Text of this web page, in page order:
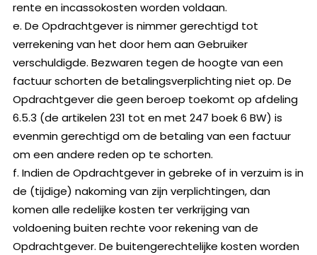
rente en incassokosten worden voldaan.
e. De Opdrachtgever is nimmer gerechtigd tot
verrekening van het door hem aan Gebruiker
verschuldigde. Bezwaren tegen de hoogte van een
factuur schorten de betalingsverplichting niet op. De
Opdrachtgever die geen beroep toekomt op afdeling
6.5.3 (de artikelen 231 tot en met 247 boek 6 BW) is
evenmin gerechtigd om de betaling van een factuur
om een andere reden op te schorten.
f. Indien de Opdrachtgever in gebreke of in verzuim is in
de (tijdige) nakoming van zijn verplichtingen, dan
komen alle redelijke kosten ter verkrijging van
voldoening buiten rechte voor rekening van de
Opdrachtgever. De buitengerechtelijke kosten worden